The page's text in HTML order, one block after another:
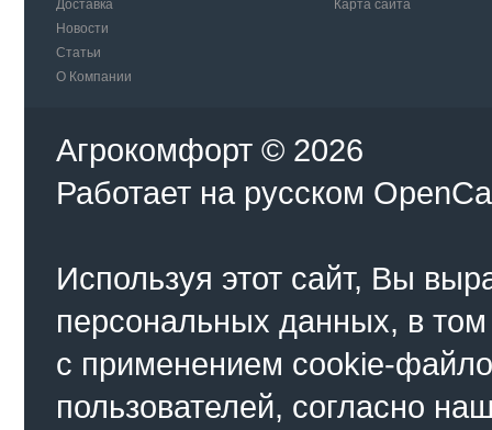
Доставка
Новости
Статьи
О Компании
Карта сайта
Агрокомфорт © 2026
Работает на русском
Используя этот сайт, Вы
персональных данных, в
с применением cookie-
пользователей, согласно